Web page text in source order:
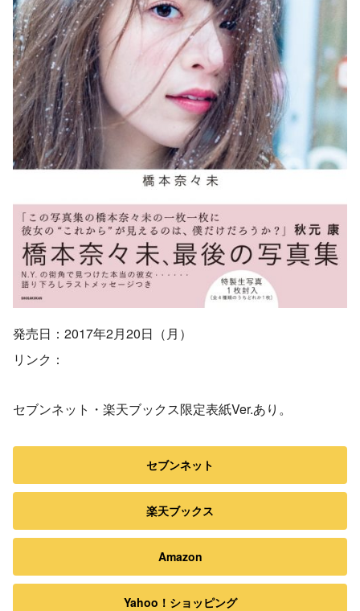
発売日：2017年2月20日（月）
リンク：
セブンネット・楽天ブックス限定表紙Ver.あり。
セブンネット
楽天ブックス
Amazon
Yahoo！ショッピング